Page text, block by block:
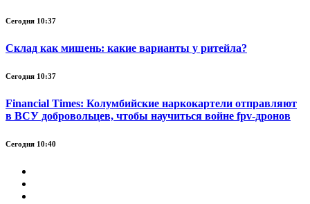
Сегодня 10:37
Склад как мишень: какие варианты у ритейла?
Сегодня 10:37
Financial Times: Колумбийские наркокартели отправляют
в ВСУ добровольцев, чтобы научиться войне fpv-дронов
Сегодня 10:40